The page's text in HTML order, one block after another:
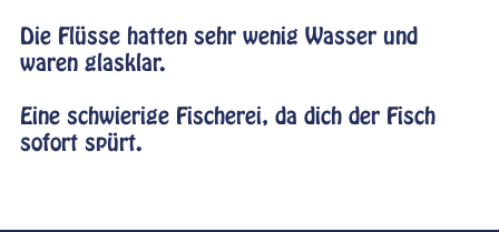
Die Flüsse hatten sehr wenig Wasser und
waren glasklar.
Eine schwierige Fischerei, da dich der Fisch
sofort spürt.